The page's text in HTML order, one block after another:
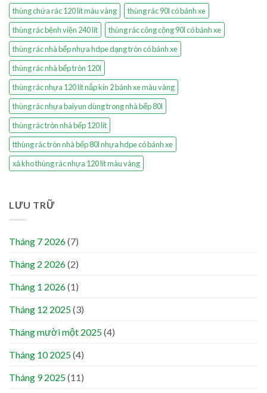
thùng chứa rác 120 lít màu vàng
thùng rác 90l có bánh xe
thùng rác bệnh viện 240 lít
thùng rác công cộng 90l có bánh xe
thùng rác nhà bếp nhựa hdpe dạng tròn có bánh xe
thùng rác nhà bếp tròn 120l
thùng rác nhựa 120 lít nắp kín 2 bánh xe màu vàng
thùng rác nhựa baiyun dùng trong nhà bếp 80l
thùng rác tròn nhà bếp 120 lít
tthùng rác tròn nhà bếp 80l nhựa hdpe có bánh xe
xả kho thùng rác nhựa 120 lít màu vàng
LƯU TRỮ
Tháng 7 2026(7)
Tháng 2 2026(2)
Tháng 1 2026(1)
Tháng 12 2025(3)
Tháng mười một 2025(4)
Tháng 10 2025(4)
Tháng 9 2025(11)